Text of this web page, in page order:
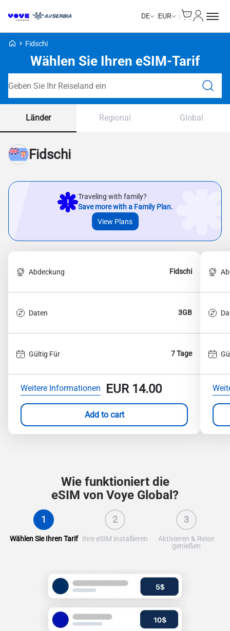
DE EUR
Voye Homepage
Fidschi
Wählen Sie Ihren eSIM-Tarif
Länder Regional Global
Fidschi
Traveling with family?
Save more with a Family Plan.
View Plans
Abdeckung Fidschi
Daten 3GB
Gültig Für 7 Tage
Weitere Informationen EUR14.00
Add to cart
Wie funktioniert die
eSIM von Voye Global?
1
Wählen Sie Ihren Tarif
2
Ihre eSIM installieren
3
Aktivieren & Reise
genießen